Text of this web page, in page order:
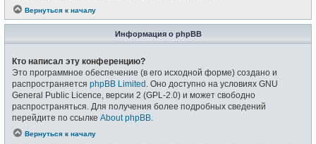
Вернуться к началу
Информация о phpBB
Кто написал эту конференцию?
Это программное обеспечение (в его исходной форме) создано и
распространяется phpBB Limited . Оно доступно на условиях GNU
General Public Licence, версии 2 (GPL-2.0) и может свободно
распространяться. Для получения более подробных сведений
перейдите по ссылке About phpBB
Вернуться к началу